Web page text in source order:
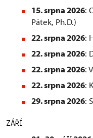
15. srpna 2026:
Pátek, Ph.D.)
22. srpna 2026:
22. srpna 2026:
22. srpna 2026:
22. srpna 2026:
29. srpna 2026:
ZÁŘÍ